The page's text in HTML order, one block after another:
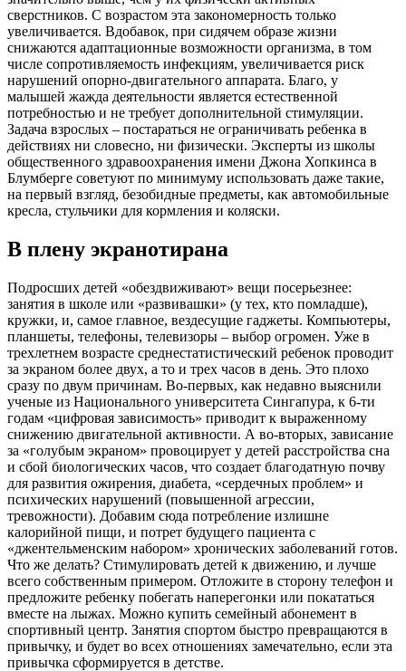
сверстников. С возрастом эта закономерность только
увеличивается. Вдобавок, при сидячем образе жизни
снижаются адаптационные возможности организма, в том
числе сопротивляемость инфекциям, увеличивается риск
нарушений опорно-двигательного аппарата. Благо, у
малышей жажда деятельности является естественной
потребностью и не требует дополнительной стимуляции.
Задача взрослых – постараться не ограничивать ребенка в
действиях ни словесно, ни физически. Эксперты из школы
общественного здравоохранения имени Джона Хопкинса в
Блумберге советуют по минимуму использовать даже такие,
на первый взгляд, безобидные предметы, как автомобильные
кресла, стульчики для кормления и коляски.
В плену экранотирана
Подросших детей «обездвиживают» вещи посерьезнее:
занятия в школе или «развивашки» (у тех, кто помладше),
кружки, и, самое главное, вездесущие гаджеты. Компьютеры,
планшеты, телефоны, телевизоры – выбор огромен. Уже в
трехлетнем возрасте среднестатистический ребенок проводит
за экраном более двух, а то и трех часов в день. Это плохо
сразу по двум причинам. Во-первых, как недавно выяснили
ученые из Национального университета Сингапура, к 6-ти
годам «цифровая зависимость» приводит к выраженному
снижению двигательной активности. А во-вторых, зависание
за «голубым экраном» провоцирует у детей расстройства сна
и сбой биологических часов, что создает благодатную почву
для развития ожирения, диабета, «сердечных проблем» и
психических нарушений (повышенной агрессии,
тревожности). Добавим сюда потребление излишне
калорийной пищи, и потрет будущего пациента с
«джентельменским набором» хронических заболеваний готов.
Что же делать? Стимулировать детей к движению, и лучше
всего собственным примером. Отложите в сторону телефон и
предложите ребенку побегать наперегонки или покататься
вместе на лыжах. Можно купить семейный абонемент в
спортивный центр. Занятия спортом быстро превращаются в
привычку, и будет во всех отношениях замечательно, если эта
привычка сформируется в детстве.